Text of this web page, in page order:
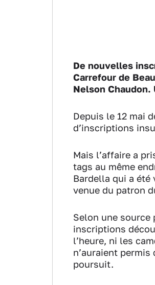
De nouvelles
Carrefour de
Nelson
Depuis le 12 mai
d’inscriptions
Mais l’affaire a
tags au même
Bardella qui a
venue du patron
Selon une source
inscriptions
l’heure, ni les
n’auraient
poursuit.